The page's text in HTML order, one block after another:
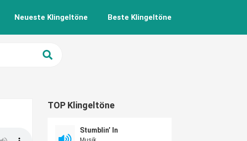
Neueste Klingeltöne Beste Klingeltöne
TOP Klingeltöne
Stumblin’ In